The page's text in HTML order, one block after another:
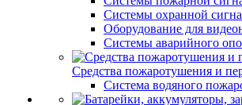
Системы охранной
Оборудование для
Системы аварийного
Средства пожаротушения и
Система водяного